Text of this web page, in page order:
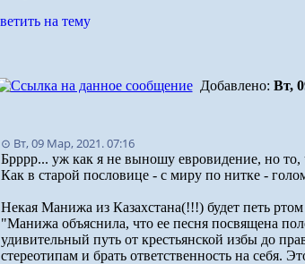
Добавлено: Вт,
⊙ Вт, 09 Мар, 2021. 07:16
Брррр... уж как я не выношу евровидение, но
Как в старой пословице - с миру по нитке -
Некая Манижа из Казахстана(!!!) будет петь ртом
"Манижа объяснила, что ее песня посвящена
удивительный путь от крестьянской избы до
стереотипам и брать ответственность на себя.